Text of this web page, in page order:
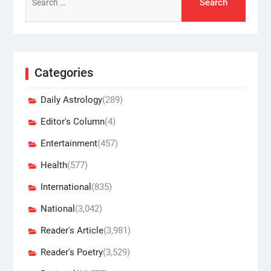
for:
Categories
Daily Astrology(289)
Editor's Column(4)
Entertainment(457)
Health(577)
International (835)
National (3,042)
Reader's Article(3,981)
Reader's Poetry(3,529)